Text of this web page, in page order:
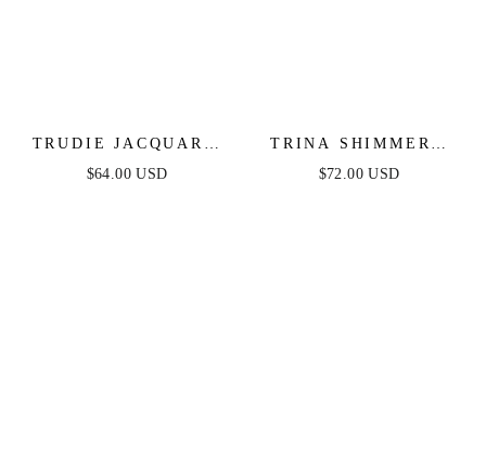
TRUDIE JACQUARD
MINI DRESS
$64.00 USD
TRINA SHIMMERY
STRAPLESS MINI
$72.00 USD